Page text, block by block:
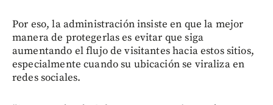
Por eso, la administración insiste en que la mejor
manera de protegerlas es evitar que siga
aumentando el flujo de visitantes hacia estos sitios,
especialmente cuando su ubicación se viraliza en
redes sociales.